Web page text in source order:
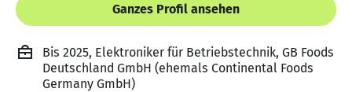
Ganzes Profil ansehen
Bis 2025, Elektroniker für Betriebstechnik, GB Foods
Deutschland GmbH (ehemals Continental Foods
Germany GmbH)